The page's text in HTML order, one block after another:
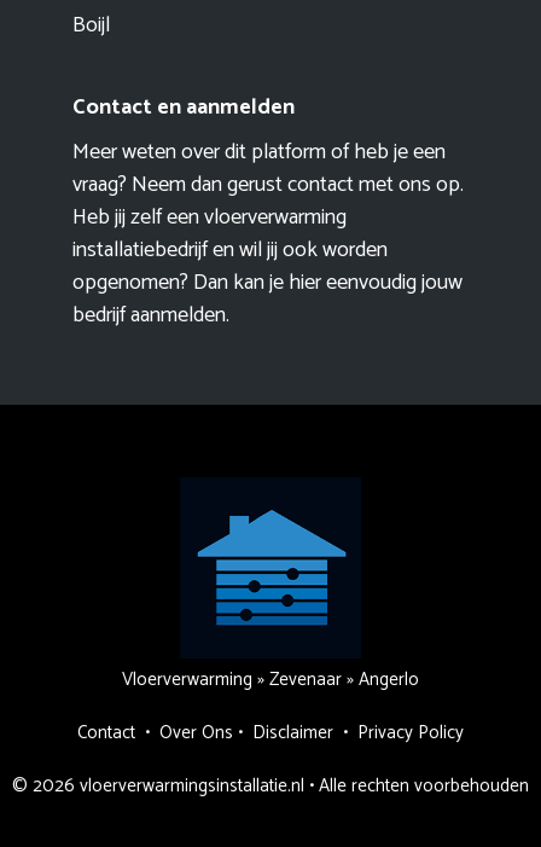
Boijl
Contact en aanmelden
Meer weten over dit platform of heb je een
vraag? Neem dan gerust contact met ons op.
Heb jij zelf een vloerverwarming
installatiebedrijf en wil jij ook worden
opgenomen? Dan kan je hier eenvoudigjouw
bedrijf aanmelden.
Vloerverwarming »Zevenaar»Angerlo
Contact • Over Ons • Disclaimer • Privacy Policy
© 2026 vloerverwarmingsinstallatie.nl • Alle rechten voorbehouden